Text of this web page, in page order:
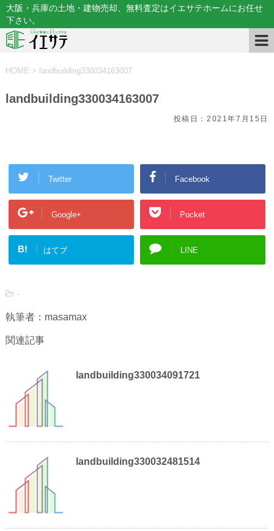
大阪・兵庫の土地・建物売却、無料査定はイエサテホームにお任せ
下さい。
HOME > landbuilding330034163007
landbuilding330034163007
投稿日：2021年7月15日
Twitter Facebook
Google+ Pocket
B! はてブ LINE
-
執筆者：masamax
関連記事
landbuilding330034091721
landbuilding330032481514